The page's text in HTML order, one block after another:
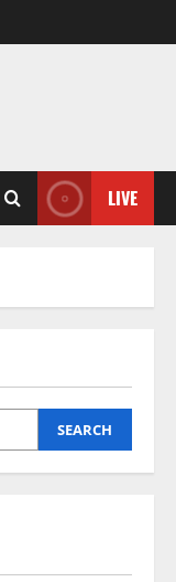
LIVE
SEARCH